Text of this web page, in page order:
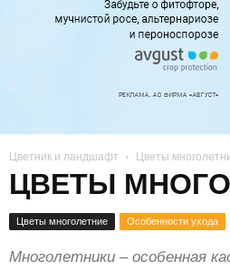
Цветник и ландшафт Цветы
ЦВЕТЫ
Цветы многолетние Особенности ухода
Многолетники – особенная